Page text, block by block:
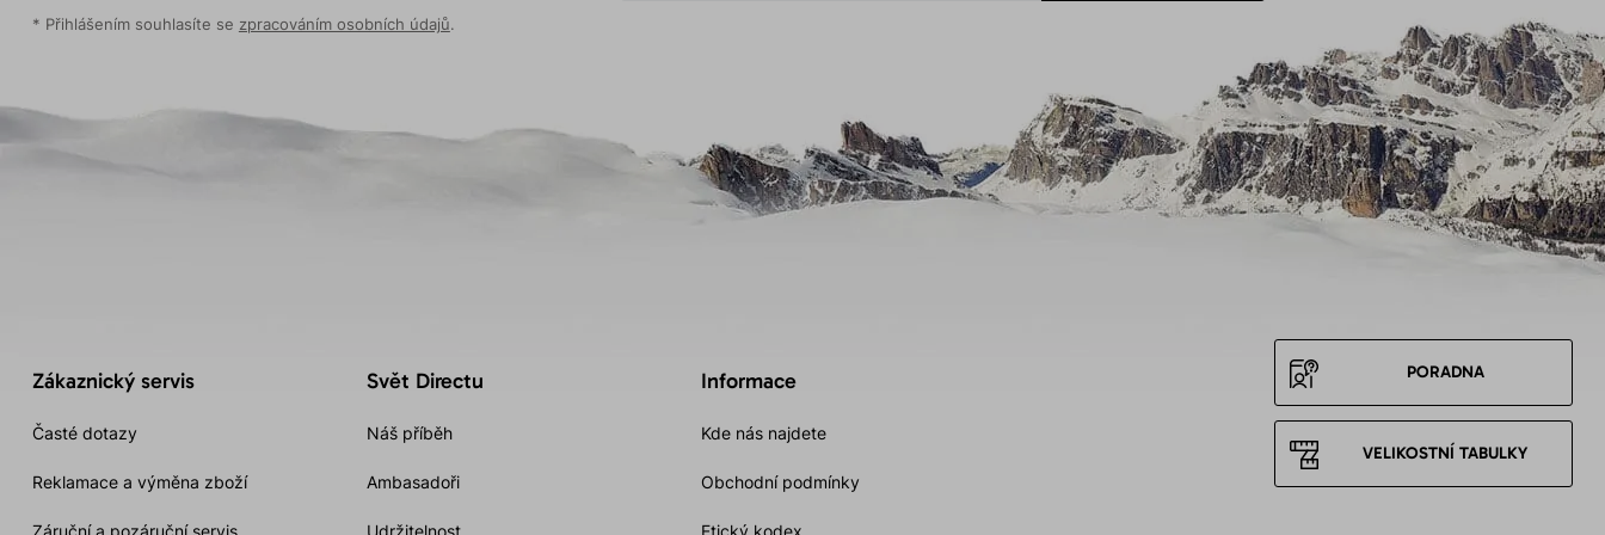
* Přihlášením souhlasíte se zpracováním osobních údajů.
Zákaznický servis
Časté dotazy
Reklamace a výměna zboží
Svět Directu
Náš příběh
Ambasadoři
Informace
Kde nás najdete
Obchodní podmínky
PORADNA
VELIKOSTNÍ TABULKY